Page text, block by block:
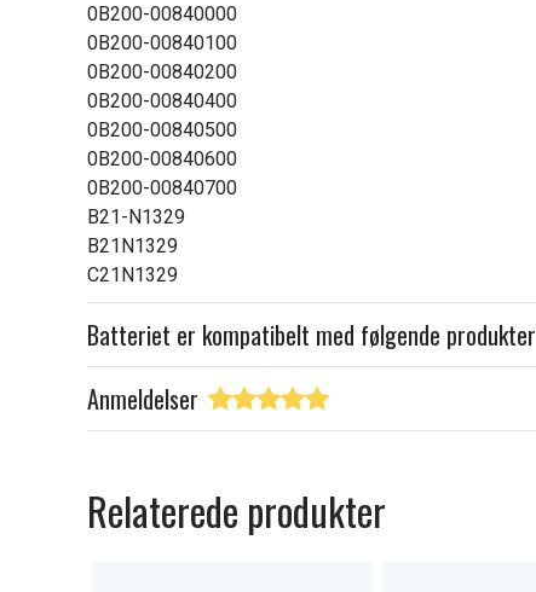
0B200-00840000
0B200-00840100
0B200-00840200
0B200-00840400
0B200-00840500
0B200-00840600
0B200-00840700
B21-N1329
B21N1329
C21N1329
Batteriet er kompatibelt med følgende produkter
Anmeldelser
Relaterede produkter